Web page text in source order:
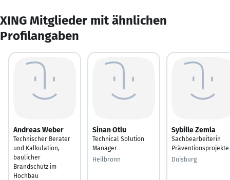
XING Mitglieder mit ähnlichen
Profilangaben
Andreas Weber
Technischer Berater
und Kalkulation,
baulicher
Brandschutz im
Hochbau
Sinan Otlu
Technical Solution
Manager
Heilbronn
Sybille Zemla
Sachbearbeiterin
Präventionsprojekte
Duisburg